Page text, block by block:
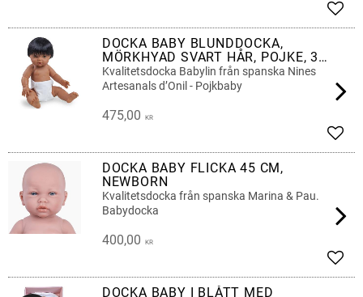
Add
DOCKA BABY BLUNDDOCKA,
MÖRKHYAD SVART HÅR, POJKE, 38
CM
Kvalitetsdocka Babylin från spanska Nines
Artesanals d’Onil - Pojkbaby
475,00 KR
Add
DOCKA BABY FLICKA 45 CM,
NEWBORN
Kvalitetsdocka från spanska Marina & Pau.
Babydocka
400,00 KR
Add
DOCKA BABY I BLÅTT MED